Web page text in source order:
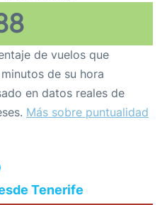
de vuelos que
de su hora
en datos reales de
Más sobre puntualidad
Tenerife